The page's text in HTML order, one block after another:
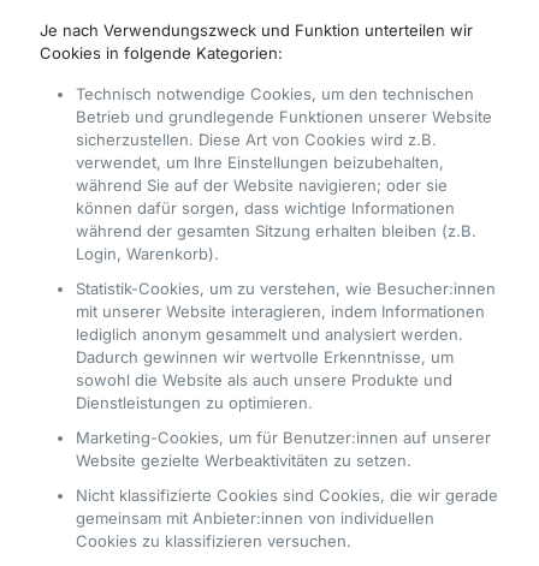
Je nach Verwendungszweck und Funktion unterteilen wir
Cookies in folgende Kategorien:
Technisch notwendige Cookies, um den technischen
Betrieb und grundlegende Funktionen unserer Website
sicherzustellen. Diese Art von Cookies wird z.B.
verwendet, um Ihre Einstellungen beizubehalten,
während Sie auf der Website navigieren; oder sie
können dafür sorgen, dass wichtige Informationen
während der gesamten Sitzung erhalten bleiben (z.B.
Login, Warenkorb).
Statistik-Cookies, um zu verstehen, wie Besucher:innen
mit unserer Website interagieren, indem Informationen
lediglich anonym gesammelt und analysiert werden.
Dadurch gewinnen wir wertvolle Erkenntnisse, um
sowohl die Website als auch unsere Produkte und
Dienstleistungen zu optimieren.
Marketing-Cookies, um für Benutzer:innen auf unserer
Website gezielte Werbeaktivitäten zu setzen.
Nicht klassifizierte Cookies sind Cookies, die wir gerade
gemeinsam mit Anbieter:innen von individuellen
Cookies zu klassifizieren versuchen.